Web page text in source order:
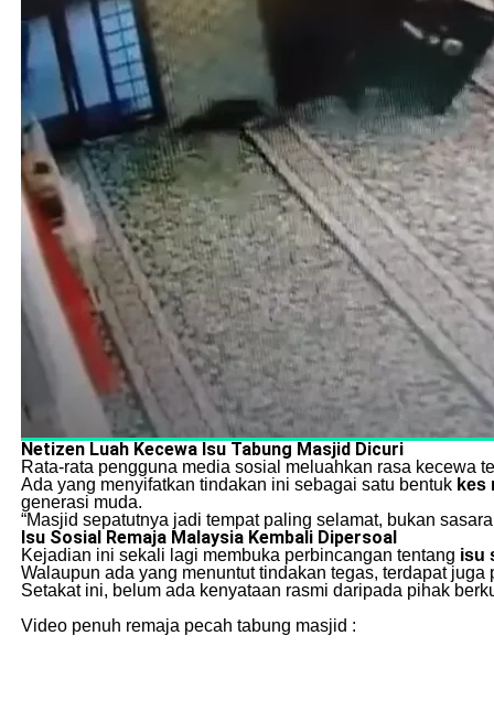
Netizen Luah Kecewa Isu Tabung Masjid Dicuri
Rata-rata pengguna media sosial meluahkan rasa kecewa
Ada yang menyifatkan tindakan ini sebagai satu bentuk kes
generasi muda.
“Masjid sepatutnya jadi tempat paling selamat, bukan
Isu Sosial Remaja Malaysia Kembali Dipersoal
Kejadian ini sekali lagi membuka perbincangan tentang isu
Walaupun ada yang menuntut tindakan tegas, terdapat
Setakat ini, belum ada kenyataan rasmi daripada pihak
Video penuh remaja pecah tabung masjid :